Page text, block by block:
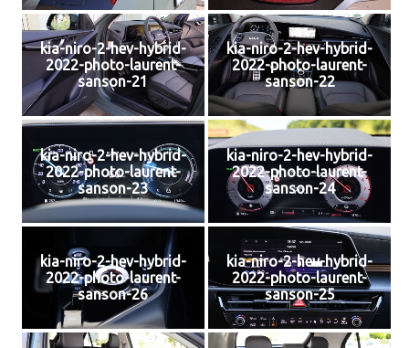
kia-niro-2-hev-hybrid-
2022-photo-laurent-
sanson-21
kia-niro-2-hev-hybrid-
2022-photo-laurent-
sanson-22
kia-niro-2-hev-hybrid-
2022-photo-laurent-
sanson-23
kia-niro-2-hev-hybrid-
2022-photo-laurent-
sanson-24
kia-niro-2-hev-hybrid-
2022-photo-laurent-
sanson-26
kia-niro-2-hev-hybrid-
2022-photo-laurent-
sanson-25